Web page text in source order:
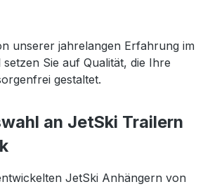
unserer jahrelangen Erfahrung im
Sie auf Qualität, die Ihre
gestaltet.
an JetSki Trailern
JetSki Anhängern von